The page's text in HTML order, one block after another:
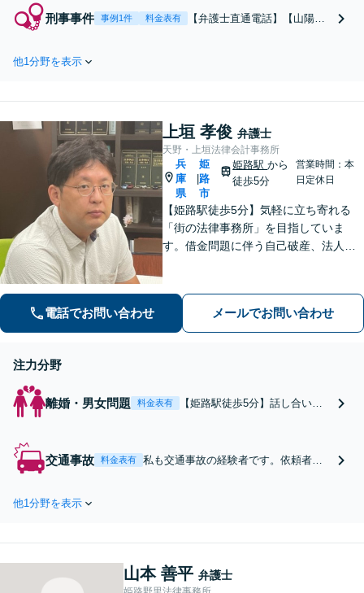
知りたい、DVやモラ
対応可】【お子様連れ
OK】
刑事事件 事例1件 料金表有
【弁護士直通電話】【山陽姫
お任せください！【土日祝対
の方からのご相談にもスムー
ズに対応致します。
他1分野を表示
上垣 孝俊 弁護士
天野・上垣法律会計事務所
兵
庫
県
姫
路
市
姫路駅から
徒歩5分
営業時間：本
日定休日
【姫路駅徒歩5分】気軽に立ち寄れる
「街の法律事務所」を目指していま
す。借金問題に伴う自己破産、法人破
しっかり耳を傾けサポートいたしま
す。【初回相談無料】【個室対応】
電話でお問い合わせ メールでお問い合わせ
注力分野
離婚・男女問題 料金表有
【姫路駅徒歩5分】話し合いで
れた側にも対応いたします。依
交通事故 料金表有
私も交通事故の経験者です。依頼者様
護士特約の利用OK。難しい交渉はお任
他1分野を表示
山本 善平 弁護士